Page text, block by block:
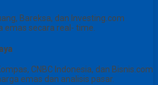
Bareksa, dan Investing.com
secara real- time.
CNBC Indonesia, dan Bisnis.com
emas dan analisis pasar.